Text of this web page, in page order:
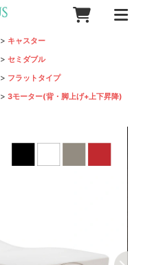
> キャスター
>セミダブル
> フラットタイプ
>3モーター(背・脚上げ+上下昇降)